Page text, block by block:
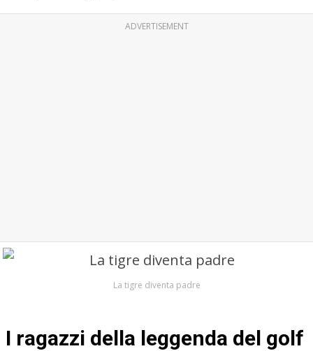
ADVERTISEMENT
La tigre diventa padre
I ragazzi della leggenda del golf